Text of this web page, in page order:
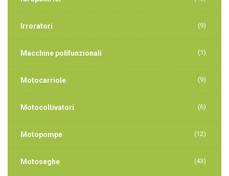
Irroratori (9)
Macchine polifunzionali (1)
Motocarriole (9)
Motocoltivatori (6)
Motopompe (12)
Motoseghe (43)